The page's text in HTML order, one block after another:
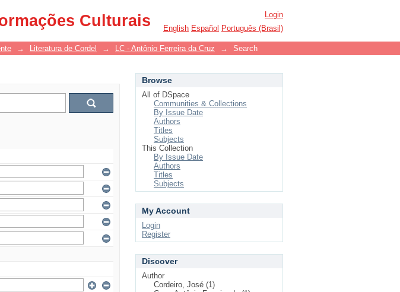
Culturais
Login
English Español Português (Brasil)
→ Literatura de Cordel → LC - Antônio Ferreira da Cruz → Search
Browse
All of DSpace
Communities & Collections
By Issue Date
Authors
Titles
Subjects
This Collection
By Issue Date
Authors
Titles
Subjects
My Account
Login
Register
Discover
Author
Cordeiro, José (1)